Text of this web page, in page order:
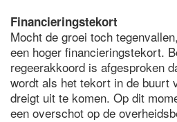
Financieringstekort
Mocht de groei toch
een hoger financieringstekort.
regeerakkoord is afgesproken
wordt als het tekort in de buurt
dreigt uit te komen. Op dit
een overschot op de